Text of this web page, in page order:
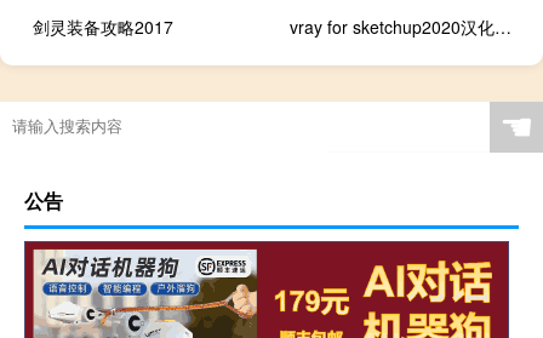
剑灵装备攻略2017
vray for sketchup2020汉化（vray for sketchup2018破解版）
☚
公告